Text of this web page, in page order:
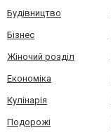
Будівництво
Бізнес
Жіночий розділ
Економіка
Кулінарія
Подорожі